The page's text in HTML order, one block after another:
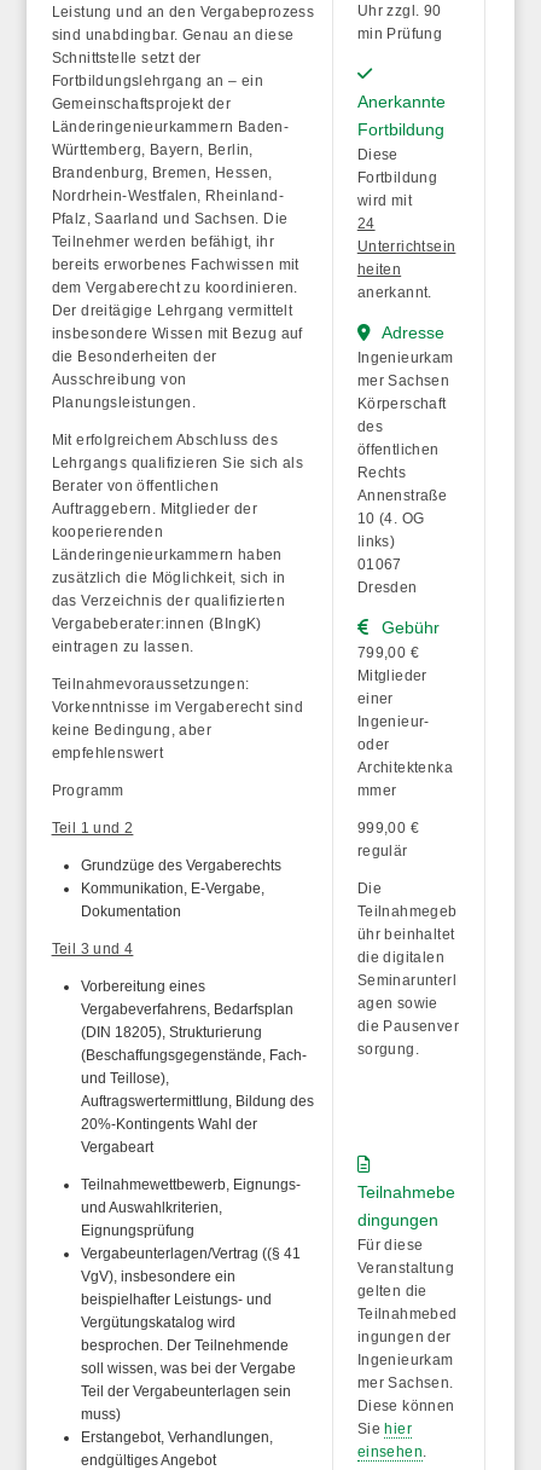
Leistung und an den Vergabeprozess
sind unabdingbar. Genau an diese
Schnittstelle setzt der
Fortbildungslehrgang an – ein
Gemeinschaftsprojekt der
Länderingenieurkammern Baden-
Württemberg, Bayern, Berlin,
Brandenburg, Bremen, Hessen,
Nordrhein-Westfalen, Rheinland-
Pfalz, Saarland und Sachsen. Die
Teilnehmer werden befähigt, ihr
bereits erworbenes Fachwissen mit
dem Vergaberecht zu koordinieren.
Der dreitägige Lehrgang vermittelt
insbesondere Wissen mit Bezug auf
die Besonderheiten der
Ausschreibung von
Planungsleistungen.
Mit erfolgreichem Abschluss des
Lehrgangs qualifizieren Sie sich als
Berater von öffentlichen
Auftraggebern. Mitglieder der
kooperierenden
Länderingenieurkammern haben
zusätzlich die Möglichkeit, sich in
das Verzeichnis der qualifizierten
Vergabeberater:innen (BIngK)
eintragen zu lassen.
Teilnahmevoraussetzungen:
Vorkenntnisse im Vergaberecht sind
keine Bedingung, aber
empfehlenswert
Programm
Teil 1 und 2
Grundzüge des Vergaberechts
Kommunikation, E-Vergabe,
Dokumentation
Teil 3 und 4
Vorbereitung eines
Vergabeverfahrens, Bedarfsplan
(DIN 18205), Strukturierung
(Beschaffungsgegenstände, Fach-
und Teillose),
Auftragswertermittlung, Bildung des
20%-Kontingents Wahl der
Vergabeart
Teilnahmewettbewerb, Eignungs-
und Auswahlkriterien,
Eignungsprüfung
Vergabeunterlagen/Vertrag ((§ 41
VgV), insbesondere ein
beispielhafter Leistungs- und
Vergütungskatalog wird
besprochen. Der Teilnehmende
soll wissen, was bei der Vergabe
Teil der Vergabeunterlagen sein
muss)
Erstangebot, Verhandlungen,
endgültiges Angebot
Uhr zzgl. 90
min Prüfung
Anerkannte
Fortbildung
Diese
Fortbildung
wird mit
24
Unterrichtsein
heiten
anerkannt.
Adresse
Ingenieurkam
mer Sachsen
Körperschaft
des
öffentlichen
Rechts
Annenstraße
10 (4. OG
links)
01067
Dresden
Gebühr
799,00 €
Mitglieder
einer
Ingenieur-
oder
Architektenka
mmer
999,00 €
regulär
Die
Teilnahmegeb
ühr beinhaltet
diedigitalen
Seminarunterl
agen sowie
die Pausenver
sorgung
Teilnahmebe
dingungen
Für diese
Veranstaltung
gelten die
Teilnahmebed
ingungen der
Ingenieurkam
mer Sachsen.
Diese können
Siehier
einsehen